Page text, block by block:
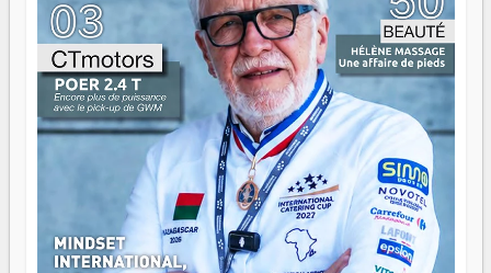
d'équipage. Partagez vos réussites, mais aussi vos échecs.
Surtout vos échecs, d'ailleurs — ils enseignent mieux que
n'importe quel manuel. À Madagascar, la barque avance.
Il faut juste s'assurer que tout le monde rame dans le
même sens.